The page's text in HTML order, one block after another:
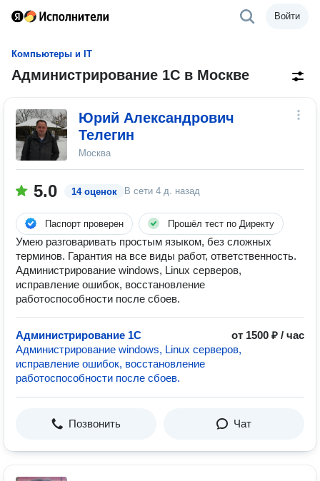
Войти
Компьютеры и IT
Администрирование 1С в Москве
Юрий Александрович
Телегин
Москва
5.0 14 оценок В сети 4 д. назад
Паспорт проверен Прошёл тест по Директу
Умею разговаривать простым языком, без сложных
терминов. Гарантия на все виды работ, ответственность.
Администрирование windows, Linux серверов,
исправление ошибок, восстановление
работоспособности после сбоев.
Администрирование 1С
от 1500 ₽ / час
Администрирование windows, Linux серверов,
исправление ошибок, восстановление
работоспособности после сбоев.
Позвонить Чат